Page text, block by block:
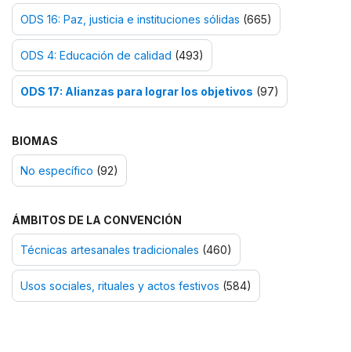
ODS 16: Paz, justicia e instituciones sólidas (665)
ODS 4: Educación de calidad (493)
ODS 17: Alianzas para lograr los objetivos (97)
BIOMAS
No específico (92)
ÁMBITOS DE LA CONVENCIÓN
Técnicas artesanales tradicionales (460)
Usos sociales, rituales y actos festivos (584)